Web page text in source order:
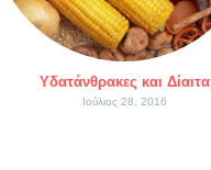
Υδατάνθρακες και Δίαιτα
Ιούλιος 28, 2016